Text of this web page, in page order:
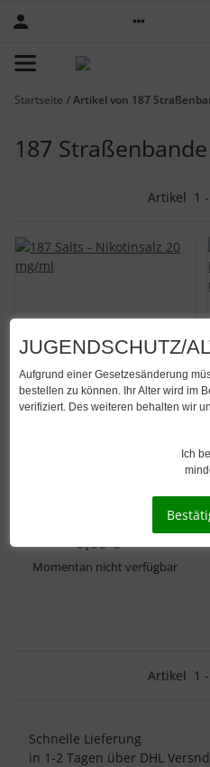
Startseite Artikel von 187
187 Straßenbande
Artikel 1 -
187 Salts - Nikotinsalz 20
8,90 €*
Momentan nicht verfügbar
Artikel 1 -
Schnelle Lieferung
in 1-2 Tagen über DHL Versnd
JUGENDSCHUTZ/
Aufgrund einer Gesetzesänderung
bestellen zu können. Ihr Alter wird im
verifiziert. Des weiteren behalten wir
Ich